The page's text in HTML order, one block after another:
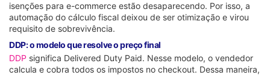
isenções para e-commerce estão desaparecendo. Por isso, a
automação do cálculo fiscal deixou de ser otimização e virou
requisito de sobrevivência.
DDP: o modelo que resolve o preço final
DDP significa Delivered Duty Paid. Nesse modelo, o vendedor
calcula e cobra todos os impostos no checkout. Dessa maneira,